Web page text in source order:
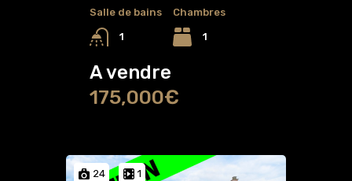
Salle de bains
1
Chambres
1
A vendre
175,000€
24 1